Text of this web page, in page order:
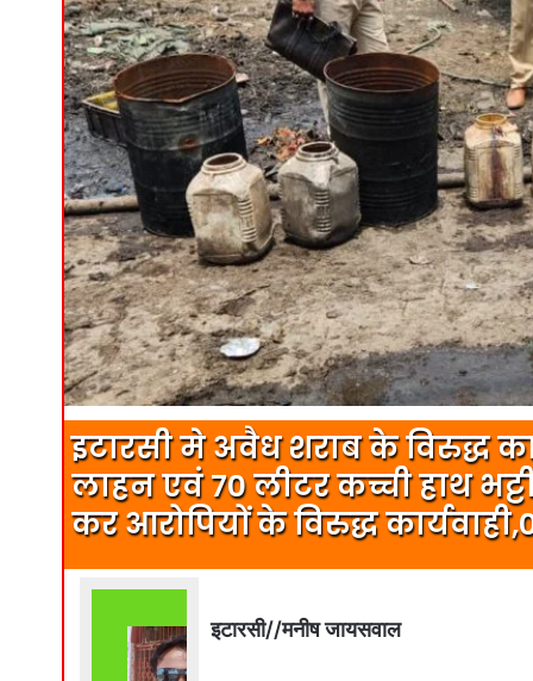
इटारसी मे अवैध शराब के विरुद्ध
लाहन एवं 70 लीटर कच्ची हाथ
कर आरोपियों के विरुद्ध
इटारसी//मनीष जायसवाल